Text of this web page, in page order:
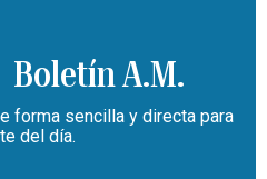
Boletín A.M.
forma sencilla y directa para
del día.